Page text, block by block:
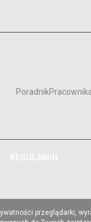
REGULAMIN
przeglądarki,